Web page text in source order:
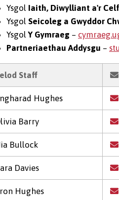
Ysgol Iaith, Diwylliant a'r
Ysgol Seicoleg a Gwyddor
YsgolY Gymraeg –
Partneriaethau Addysgu –
Staff
Hughes
Barry
Bullock
Davies
Hughes